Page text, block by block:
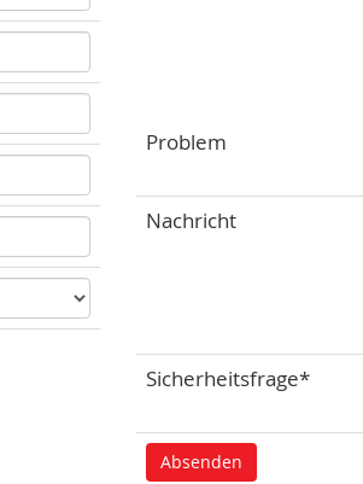
Problem
Nachricht
Sicherheitsfrage*